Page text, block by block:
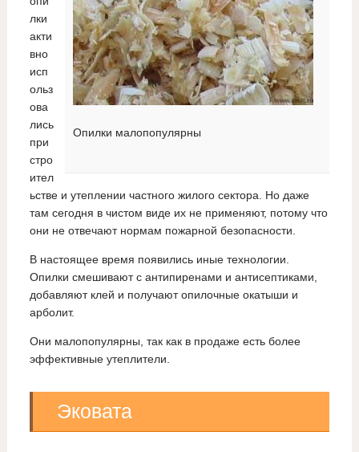
Опилки малопопулярны
лки
акти
вно
исп
ольз
ова
лись
при
стро
ител
ьстве и утеплении частного жилого сектора. Но даже
там сегодня в чистом виде их не применяют, потому что
они не отвечают нормам пожарной безопасности.
В настоящее время появились иные технологии.
Опилки смешивают с антипиренами и антисептиками,
добавляют клей и получают опилочные окатыши и
арболит.
Они малопопулярны, так как в продаже есть более
эффективные утеплители.
Эковата